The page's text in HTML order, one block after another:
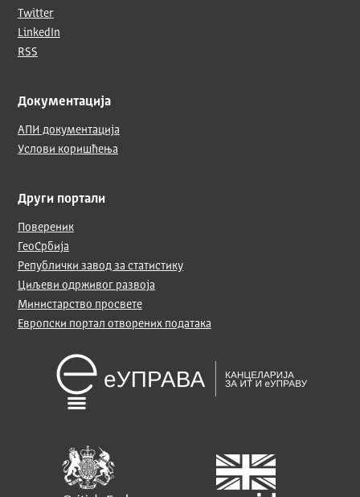
Twitter
LinkedIn
RSS
Документација
АПИ документација
Услови коришћења
Други портали
Повереник
ГеоСрбија
Републички завод за статистику
Циљеви одрживог развоја
Министарство просвете
Европски портал отворених података